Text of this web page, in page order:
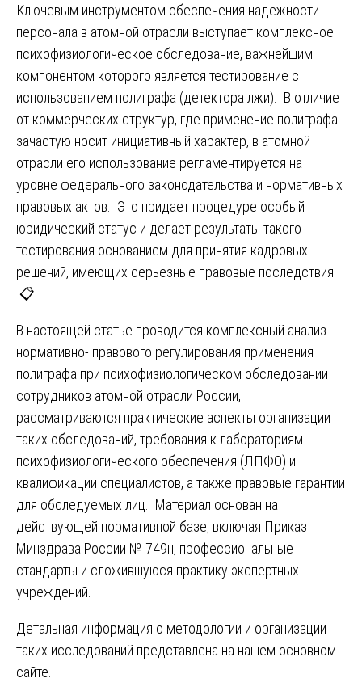
Ключевым инструментом обеспечения надежности
персонала в атомной отрасли выступает комплексное
психофизиологическое обследование, важнейшим
компонентом которого является тестирование с
использованием полиграфа (детектора лжи). В отличие
от коммерческих структур, где применение полиграфа
зачастую носит инициативный характер, в атомной
отрасли его использование регламентируется на
уровне федерального законодательства и нормативных
правовых актов. Это придает процедуре особый
юридический статус и делает результаты такого
тестирования основанием для принятия кадровых
решений, имеющих серьезные правовые последствия.
📋
В настоящей статье проводится комплексный анализ
нормативно- правового регулирования применения
полиграфа при психофизиологическом обследовании
сотрудников атомной отрасли России,
рассматриваются практические аспекты организации
таких обследований, требования к лабораториям
психофизиологического обеспечения (ЛПФО) и
квалификации специалистов, а также правовые гарантии
для обследуемых лиц. Материал основан на
действующей нормативной базе, включая Приказ
Минздрава России № 749н, профессиональные
стандарты и сложившуюся практику экспертных
учреждений.
Детальная информация о методологии и организации
таких исследований представлена на нашем основном
сайте.